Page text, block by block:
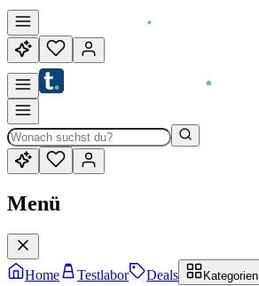
Menü
Home Testlabor Deals Kategorien